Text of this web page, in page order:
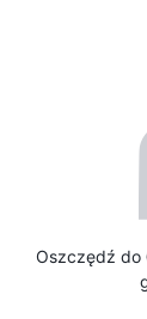
Oszczędź do